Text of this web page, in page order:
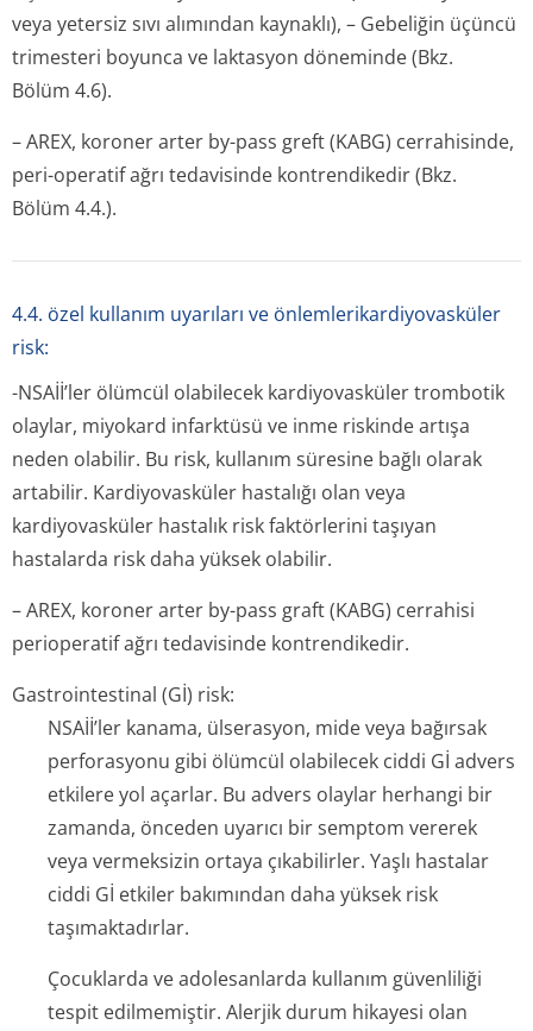
veya yetersiz sıvı alımından kaynaklı), – Gebeliğin üçüncü
trimesteri boyunca ve laktasyon döneminde (Bkz.
Bölüm 4.6).
– AREX, koroner arter by-pass greft (KABG) cerrahisinde,
peri-operatif ağrı tedavisinde kontrendikedir (Bkz.
Bölüm 4.4.).
4.4. özel kullanım uyarıları ve önlemlerikardiyovasküler
risk:
-NSAİİ’ler ölümcül olabilecek kardiyovasküler trombotik
olaylar, miyokard infarktüsü ve inme riskinde artışa
neden olabilir. Bu risk, kullanım süresine bağlı olarak
artabilir. Kardiyovasküler hastalığı olan veya
kardiyovasküler hastalık risk faktörlerini taşıyan
hastalarda risk daha yüksek olabilir.
– AREX, koroner arter by-pass graft (KABG) cerrahisi
perioperatif ağrı tedavisinde kontrendikedir.
Gastrointestinal (Gİ) risk:
NSAİİ’ler kanama, ülserasyon, mide veya bağırsak
perforasyonu gibi ölümcül olabilecek ciddi Gİ advers
etkilere yol açarlar. Bu advers olaylar herhangi bir
zamanda, önceden uyarıcı bir semptom vererek
veya vermeksizin ortaya çıkabilirler. Yaşlı hastalar
ciddi Gİ etkiler bakımından daha yüksek risk
taşımaktadırlar.
Çocuklarda ve adolesanlarda kullanım güvenliliği
tespit edilmemiştir. Alerjik durum hikayesi olan